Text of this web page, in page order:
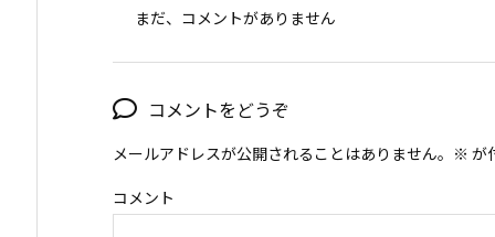
まだ、コメントがありません
コメントをどうぞ
メールアドレスが公開されることはありません。 ※ が
コメント